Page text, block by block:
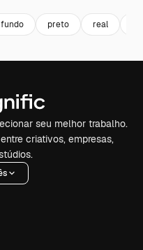
fundo preto real
seu melhor trabalho.
criativos, empresas,